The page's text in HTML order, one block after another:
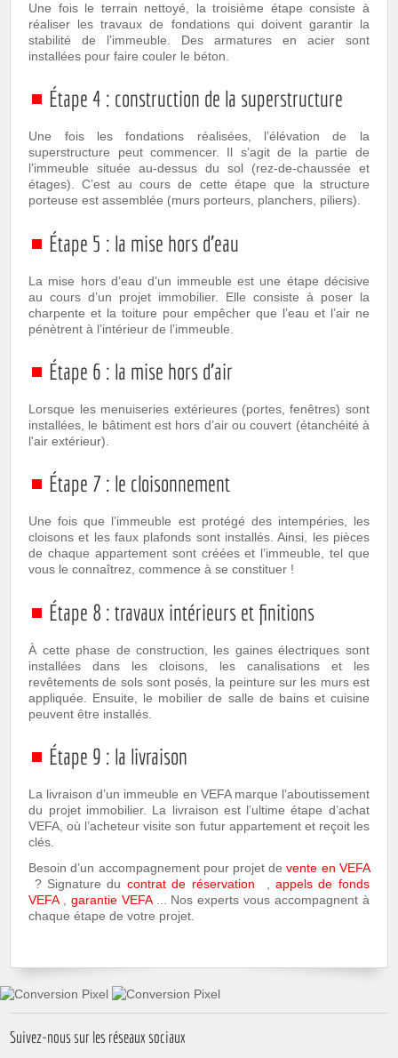
Une fois le terrain nettoyé, la troisième étape consiste à
réaliser les travaux de fondations qui doivent garantir la
stabilité de l’immeuble. Des armatures en acier sont
installées pour faire couler le béton.
Étape 4 : construction de la superstructure
Une fois les fondations réalisées, l’élévation de la
superstructure peut commencer. Il s’agit de la partie de
l’immeuble située au-dessus du sol (rez-de-chaussée et
étages). C’est au cours de cette étape que la structure
porteuse est assemblée (murs porteurs, planchers, piliers).
Étape 5 : la mise hors d’eau
La mise hors d’eau d’un immeuble est une étape décisive
au cours d’un projet immobilier. Elle consiste à poser la
charpente et la toiture pour empêcher que l’eau et l’air ne
pénètrent à l’intérieur de l’immeuble.
Étape 6 : la mise hors d’air
Lorsque les menuiseries extérieures (portes, fenêtres) sont
installées, le bâtiment est hors d’air ou couvert (étanchéité à
l'air extérieur).
Étape 7 : le cloisonnement
Une fois que l’immeuble est protégé des intempéries, les
cloisons et les faux plafonds sont installés. Ainsi, les pièces
de chaque appartement sont créées et l’immeuble, tel que
vous le connaîtrez, commence à se constituer !
Étape 8 : travaux intérieurs et finitions
À cette phase de construction, les gaines électriques sont
installées dans les cloisons, les canalisations et les
revêtements de sols sont posés, la peinture sur les murs est
appliquée. Ensuite, le mobilier de salle de bains et cuisine
peuvent être installés.
Étape 9 : la livraison
La livraison d’un immeuble en VEFA marque l’aboutissement
du projet immobilier. La livraison est l’ultime étape d’achat
VEFA, où l’acheteur visite son futur appartement et reçoit les
clés.
Besoin d’un accompagnement pour projet devente en VEFA
? Signature du contrat de réservation , appels de fonds
VEFA , garantie VEFA... Nos experts vous accompagnent à
chaque étape de votre projet.
Suivez-nous sur les réseaux sociaux